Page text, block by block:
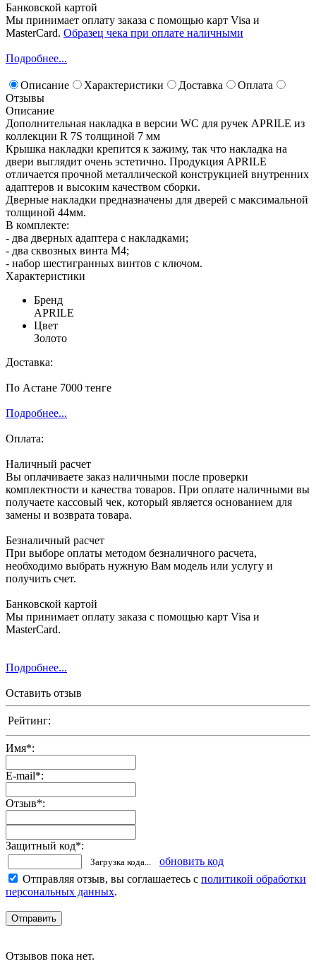
Банковской картой
Мы принимает оплату заказа с помощью карт Visa и
MasterCard. Образец чека при оплате наличными
Подробнее...
Описание Характеристики Доставка
Оплата
Отзывы
Описание
Дополнительная накладка в версии WC для ручек APRILE из
коллекции R 7S толщиной 7 мм
Крышка накладки крепится к зажиму, так что накладка на
двери выглядит очень эстетично. Продукция APRILE
отличается прочной металлической конструкцией внутренних
адаптеров и высоким качеством сборки.
Дверные накладки предназначены для дверей с максимальной
толщиной 44мм.
В комплекте:
- два дверных адаптера с накладками;
- два сквозных винта М4;
- набор шестигранных винтов с ключом.
Характеристики
Бренд
APRILE
Цвет
Золото
Доставка:
По Астане 7000 тенге
Подробнее...
Оплата:
Наличный расчет
Вы оплачиваете заказ наличными после проверки
комплектности и качества товаров. При оплате наличными вы
получаете кассовый чек, который является основанием для
замены и возврата товара.
Безналичный расчет
При выборе оплаты методом безналичного расчета,
необходимо выбрать нужную Вам модель или услугу и
получить счет.
Банковской картой
Мы принимает оплату заказа с помощью карт Visa и
MasterCard.
Подробнее...
Оставить отзыв
Рейтинг:
Имя*:
E-mail*:
Отзыв*:
Защитный код*:
Загрузка кода...
обновить код
Отправляя отзыв, вы соглашаетесь с политикой обработки
персональных данных.
Отзывов пока нет.